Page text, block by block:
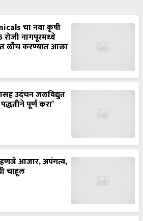
चा नवा कृषी
नागपूरमध्ये
लाँच करण्यात आला
उदंचन जलविद्युत
पूर्ण करा’
आजार, अपंगत्व,
चाहूल